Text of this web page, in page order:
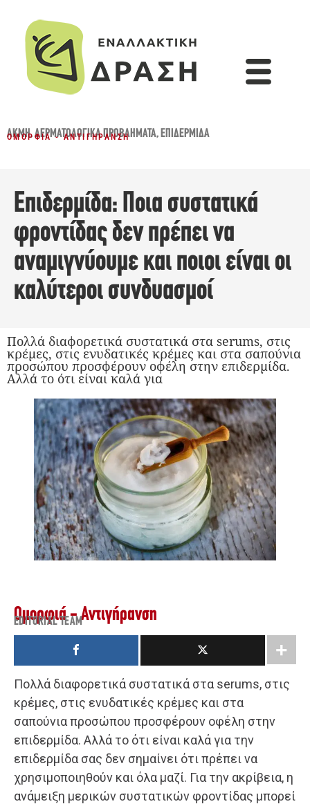
ΑΚΜΉ,ΔΕΡΜΑΤΟΛΟΓΙΚΆ ΠΡΟΒΛΉΜΑΤΑ,ΕΠΙΔΕΡΜΊΔΑ
ΟΜΟΡΦΙΆ - ΑΝΤΙΓΉΡΑΝΣΗ
Επιδερμίδα: Ποια συστατικά
φροντίδας δεν πρέπει να
αναμιγνύουμε και ποιοι είναι οι
καλύτεροι συνδυασμοί
Πολλά διαφορετικά συστατικά στα serums, στις
κρέμες, στις ενυδατικές κρέμες και στα σαπούνια
προσώπου προσφέρουν οφέλη στην επιδερμίδα.
Αλλά το ότι είναι καλά για
Ομορφιά - Αντιγήρανση
EDITORIAL TEAM
Πολλά διαφορετικά συστατικά στα serums, στις
κρέμες, στις ενυδατικές κρέμες και στα
σαπούνια προσώπου προσφέρουν οφέλη στην
επιδερμίδα. Αλλά το ότι είναι καλά για την
επιδερμίδα σας δεν σημαίνει ότι πρέπει να
χρησιμοποιηθούν και όλα μαζί. Για την ακρίβεια, η
ανάμειξη μερικών συστατικών φροντίδας μπορεί